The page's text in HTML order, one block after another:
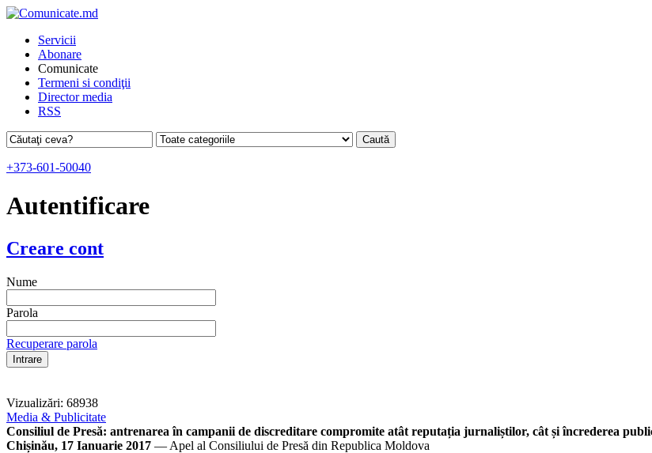
Servicii
Abonare
Comunicate
Termeni si condiţii
Director media
RSS
+373-601-50040
Autentificare
Creare cont
Nume
Parola
Recuperare parola
Vizualizări: 68938
Media & Publicitate
Consiliul de Presă: antrenarea în campanii de discreditare compromite atât reputația jurnaliștilor, cât și încrederea
Chișinău, 17 Ianuarie 2017 — Apel al Consiliului de Presă din Republica Moldova